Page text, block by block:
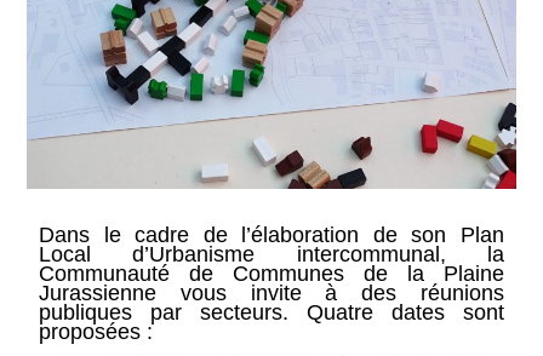
Dans le cadre de l’élaboration de son Plan
Local d’Urbanisme intercommunal, la
Communauté de Communes de la Plaine
Jurassienne vous invite à des réunions
publiques par secteurs. Quatre dates sont
proposées :